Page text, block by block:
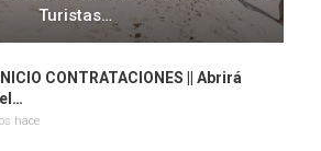
Turistas…
CONTRATACIONES || Abrirá
hace